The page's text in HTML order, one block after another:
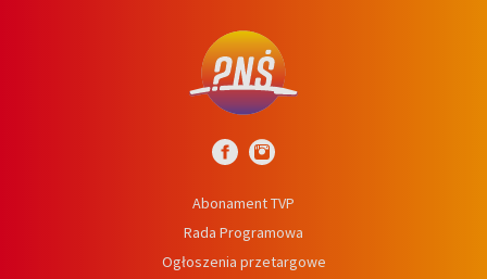
Abonament TVP
Rada Programowa
Ogłoszenia przetargowe